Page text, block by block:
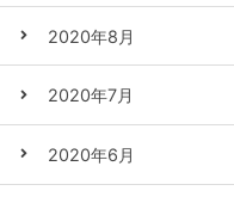
2020年8月
2020年7月
2020年6月